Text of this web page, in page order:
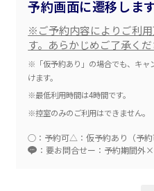
予約画面に遷移します
※ご予約内容によりご利
す。あらかじめご了承くだ
※「仮予約あり」の場合でも、キャ
けます。
※最低利用時間は4時間です。
※控室のみのご利用はできません。
○：予約可△：仮予約あり（予約
：要お問合せー：予約期間外×
エリア／施設※複数選択
新宿・高田馬場エリア
ベルサール新宿南口
ベルサール新宿グランド
新宿住友ホール
新宿住友ビル三角広場
ベルサール新宿セント
ベルサール西新宿
秋葉原・神田・東京エ
ベルサール八重洲
ベルサール東京日本橋
ベルサール秋葉原
ベルサール神田
飯田橋・九段・半蔵門
ベルサール半蔵門
渋谷エリア